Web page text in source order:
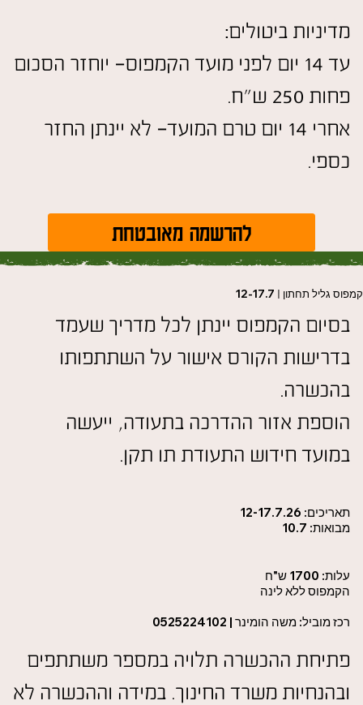
מדיניות ביטולים:
עד 14 יום לפני מועד הקמפוס- יוחזר הסכום
פחות 250 ש"ח.
אחרי 14 יום טרם המועד- לא יינתן החזר
כספי.
להרשמה מאובטחת
קמפוס גליל תחתון |
בסיום הקמפוס יינתן לכל מדריך שעמד
בדרישות הקורס אישור על השתתפותו
בהכשרה.
הוספת אזור ההדרכה בתעודה, ייעשה
במועד חידוש התעודת תו תקן.
תאריכים: 12-17.7.26
מבואות: 10.7
עלות: 1700 ש"ח
הקמפוס ללא לינה
רכז מוביל: משה הומינר | 0525224102
פתיחת ההכשרה תלויה במספר משתתפים
ובהנחיות משרד החינוך. במידה וההכשרה לא